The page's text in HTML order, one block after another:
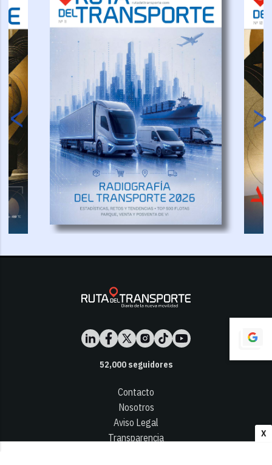
X
52,000seguidores
Contacto
Nosotros
Aviso Legal
Transparencia